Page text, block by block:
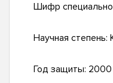
Шифр
Научная степень:
Год защиты: 2000